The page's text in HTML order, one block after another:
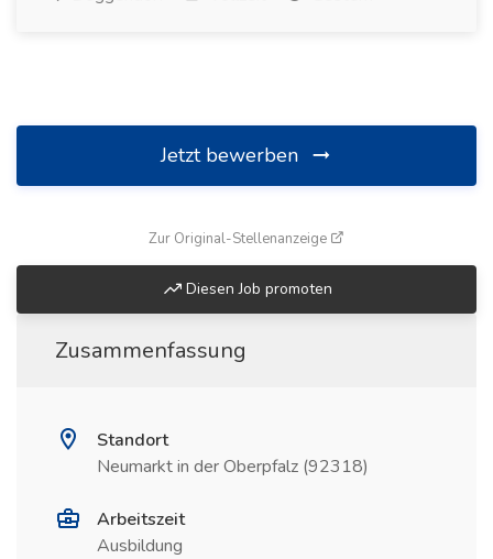
Jetzt bewerben
Zur Original-Stellenanzeige
Diesen Job promoten
Zusammenfassung
Standort
Neumarkt in der Oberpfalz (92318)
Arbeitszeit
Ausbildung